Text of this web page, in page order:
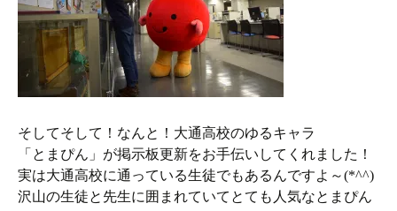
そしてそして！なんと！大通高校のゆるキャラ
「とまぴん」が掲示板更新をお手伝いしてくれました！
実は大通高校に通っている生徒でもあるんですよ～(*^^)
沢山の生徒と先生に囲まれていてとても人気なとまぴん